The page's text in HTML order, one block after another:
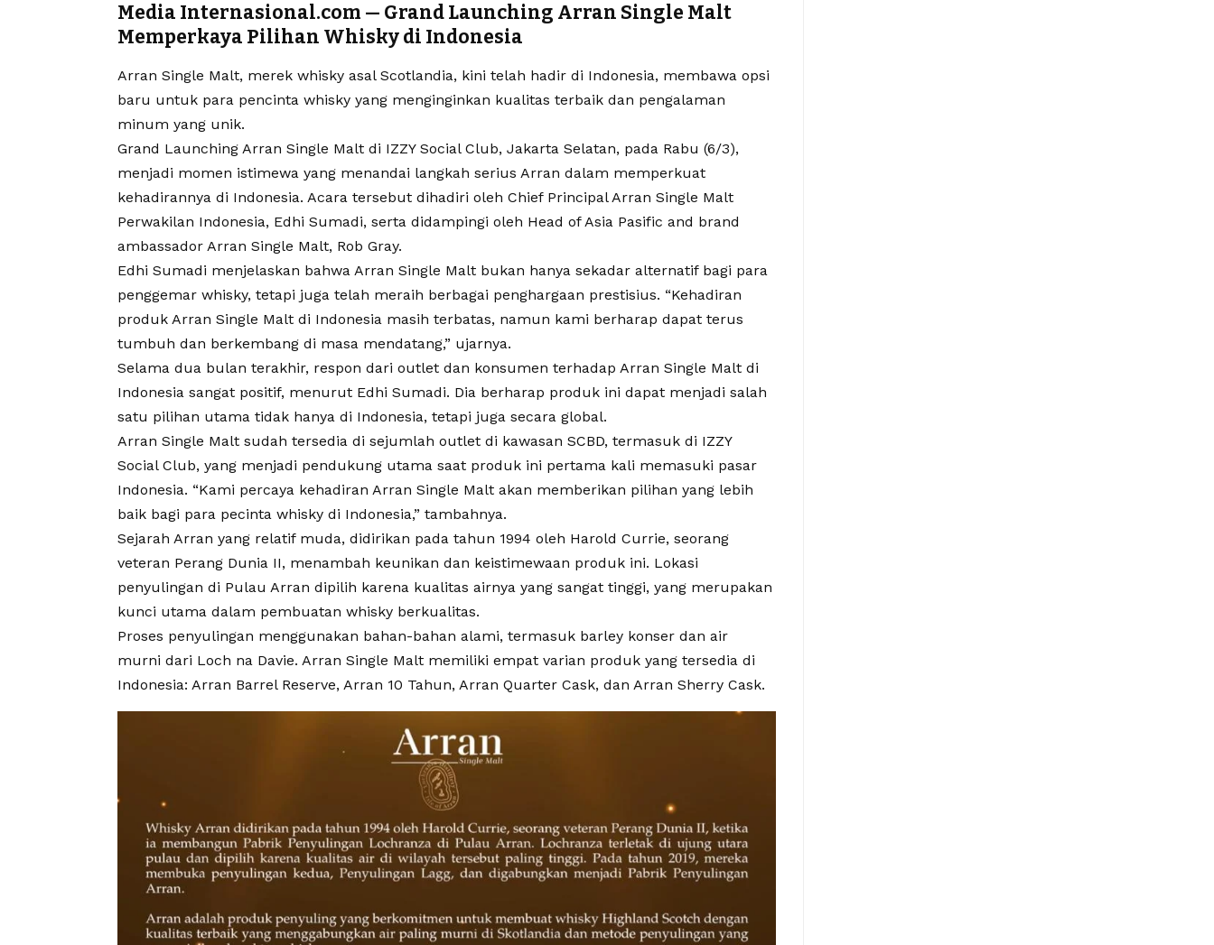
Media Internasional.com — Grand Launching Arran Single Malt
Memperkaya Pilihan Whisky di Indonesia
Arran Single Malt, merek whisky asal Scotlandia, kini telah hadir di Indonesia, membawa opsi
baru untuk para pencinta whisky yang menginginkan kualitas terbaik dan pengalaman
minum yang unik.
Grand Launching Arran Single Malt di IZZY Social Club, Jakarta Selatan, pada Rabu (6/3),
menjadi momen istimewa yang menandai langkah serius Arran dalam memperkuat
kehadirannya di Indonesia. Acara tersebut dihadiri oleh Chief Principal Arran Single Malt
Perwakilan Indonesia, Edhi Sumadi, serta didampingi oleh Head of Asia Pasific and brand
ambassador Arran Single Malt, Rob Gray.
Edhi Sumadi menjelaskan bahwa Arran Single Malt bukan hanya sekadar alternatif bagi para
penggemar whisky, tetapi juga telah meraih berbagai penghargaan prestisius. “Kehadiran
produk Arran Single Malt di Indonesia masih terbatas, namun kami berharap dapat terus
tumbuh dan berkembang di masa mendatang,” ujarnya.
Selama dua bulan terakhir, respon dari outlet dan konsumen terhadap Arran Single Malt di
Indonesia sangat positif, menurut Edhi Sumadi. Dia berharap produk ini dapat menjadi salah
satu pilihan utama tidak hanya di Indonesia, tetapi juga secara global.
Arran Single Malt sudah tersedia di sejumlah outlet di kawasan SCBD, termasuk di IZZY
Social Club, yang menjadi pendukung utama saat produk ini pertama kali memasuki pasar
Indonesia. “Kami percaya kehadiran Arran Single Malt akan memberikan pilihan yang lebih
baik bagi para pecinta whisky di Indonesia,” tambahnya.
Sejarah Arran yang relatif muda, didirikan pada tahun 1994 oleh Harold Currie, seorang
veteran Perang Dunia II, menambah keunikan dan keistimewaan produk ini. Lokasi
penyulingan di Pulau Arran dipilih karena kualitas airnya yang sangat tinggi, yang merupakan
kunci utama dalam pembuatan whisky berkualitas.
Proses penyulingan menggunakan bahan-bahan alami, termasuk barley konser dan air
murni dari Loch na Davie. Arran Single Malt memiliki empat varian produk yang tersedia di
Indonesia: Arran Barrel Reserve, Arran 10 Tahun, Arran Quarter Cask, dan Arran Sherry Cask.